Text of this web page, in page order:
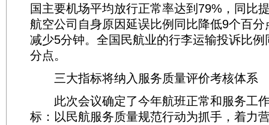
国主要机场平均放行正常率达到79%，同比
航空公司自身原因延误比例同比降低9个百
减少5分钟。全国民航业的行李运输投诉比
分点。
三大指标将纳入服务质量评价考核体系
此次会议确定了今年航班正常和服务工
标：以民航服务质量规范行动为抓手，着力